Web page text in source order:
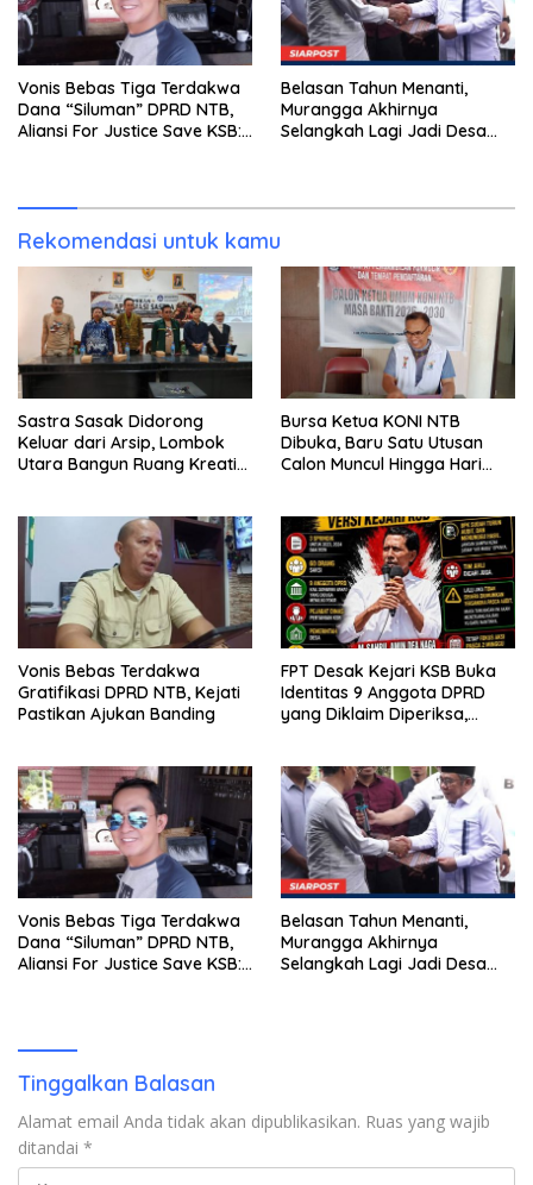
Vonis Bebas Tiga Terdakwa
Dana “Siluman” DPRD NTB,
Aliansi For Justice Save KSB:
Belasan Tahun Menanti,
Murangga Akhirnya
Selangkah Lagi Jadi Desa
Rekomendasi untuk kamu
Sastra Sasak Didorong
Keluar dari Arsip, Lombok
Utara Bangun Ruang Kreatif
Bursa Ketua KONI NTB
Dibuka, Baru Satu Utusan
Calon Muncul Hingga Hari
Vonis Bebas Terdakwa
Gratifikasi DPRD NTB, Kejati
Pastikan Ajukan Banding
FPT Desak Kejari KSB Buka
Identitas 9 Anggota DPRD
yang Diklaim Diperiksa,
Vonis Bebas Tiga Terdakwa
Dana “Siluman” DPRD NTB,
Aliansi For Justice Save KSB:
Belasan Tahun Menanti,
Murangga Akhirnya
Selangkah Lagi Jadi Desa
Tinggalkan Balasan
Alamat email Anda tidak akan dipublikasikan. Ruas yang wajib
ditandai *